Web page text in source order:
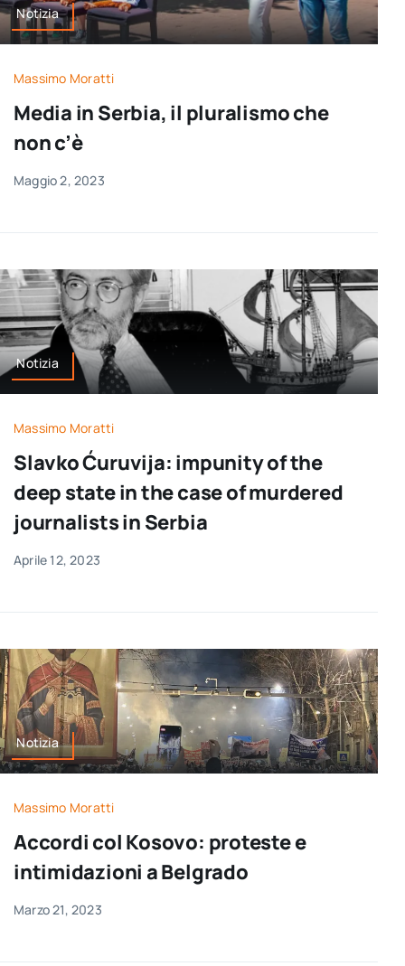
Notizia
Massimo Moratti
Media in Serbia, il pluralismo che
non c’è
Maggio 2, 2023
Notizia
Massimo Moratti
Slavko Ćuruvija: impunity of the
deep state in the case of murdered
journalists in Serbia
Aprile 12, 2023
Notizia
Massimo Moratti
Accordi col Kosovo: proteste e
intimidazioni a Belgrado
Marzo 21, 2023